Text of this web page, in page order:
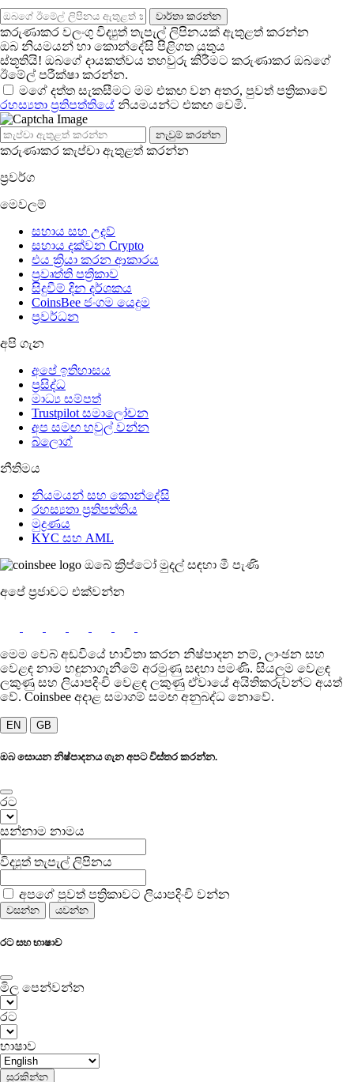
වාර්තා කරන්න
කරුණාකර වලංගු විද්‍යුත් තැපැල් ලිපිනයක් ඇතුළත් කරන්න
ඔබ නියමයන් හා කොන්දේසි පිළිගත යුතුය
ස්තූතියි! ඔබගේ දායකත්වය තහවුරු කිරීමට කරුණාකර ඔබගේ
ඊමේල් පරීක්ෂා කරන්න.
මගේ දත්ත සැකසීමට මම එකඟ වන අතර, පුවත් පත්‍රිකාවේ
රහස්‍යතා ප්‍රතිපත්තිය ේ නියමයන්ට එකඟ වෙමි.
නැවුම් කරන්න
කරුණාකර කැප්චා ඇතුළත් කරන්න
ප්‍රවර්ග
මෙවලම්
සහාය සහ උදව්
සහාය දක්වන Crypto
එය ක්‍රියා කරන ආකාරය
ප්‍රවෘත්ති පත්‍රිකාව
සිදුවීම් දින දර්ශකය
CoinsBee ජංගම යෙදුම
ප්‍රවර්ධන
අපි ගැන
අපේ ඉතිහාසය
ප්‍රසිද්ධ
මාධ්‍ය සම්පත්
Trustpilot සමාලෝචන
අප සමඟ හවුල් වන්න
බ්ලොග්
නීතිමය
නියමයන් සහ කොන්දේසි
රහස්‍යතා ප්‍රතිපත්තිය
මුද්‍රණය
KYC සහ AML
ඔබේ ක්‍රිප්ටෝ මුදල් සඳහා මී පැණි
අපේ ප්‍රජාවට එක්වන්න
මෙම වෙබ් අඩවියේ භාවිතා කරන නිෂ්පාදන නම්, ලාංඡන සහ
වෙළඳ නාම හඳුනාගැනීමේ අරමුණු සඳහා පමණි. සියලුම වෙළඳ
ලකුණු සහ ලියාපදිංචි වෙළඳ ලකුණු ඒවායේ අයිතිකරුවන්ට අයත්
වේ. Coinsbee අදාළ සමාගම් සමඟ අනුබද්ධ නොවේ.
EN GB
ඔබ සොයන නිෂ්පාදනය ගැන අපට විස්තර කරන්න.
රට
සන්නාම නාමය
විද්‍යුත් තැපැල් ලිපිනය
අපගේ පුවත් පත්‍රිකාවට ලියාපදිංචි වන්න
වසන්න යවන්න
රට සහ භාෂාව
මිල පෙන්වන්න
රට
භාෂාව
සුරකින්න